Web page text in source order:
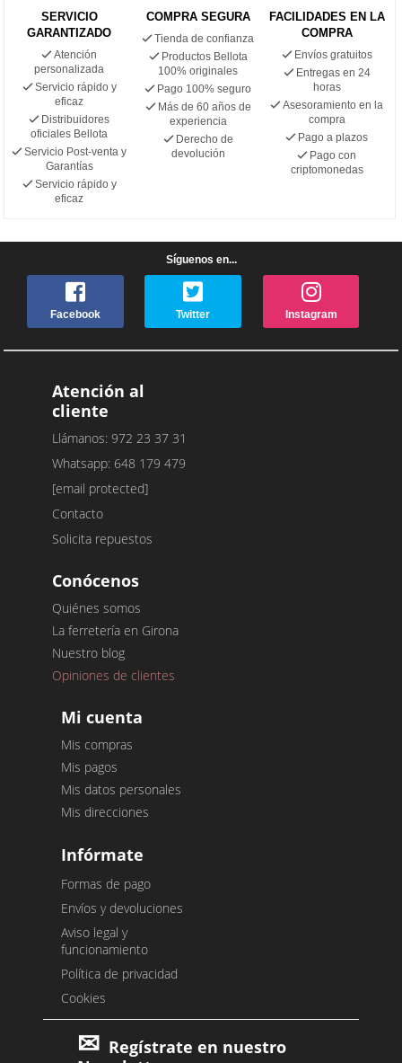
SERVICIO
GARANTIZADO
Atención
personalizada
Servicio rápido y
eficaz
Distribuidores
oficiales Bellota
Servicio Post-venta y
Garantías
Servicio rápido y
eficaz
COMPRA SEGURA
Tienda de confianza
Productos Bellota
100% originales
Pago 100% seguro
Más de 60 años de
experiencia
Derecho de
devolución
FACILIDADES EN LA
COMPRA
Envíos gratuitos
Entregas en 24
horas
Asesoramiento en la
compra
Pago a plazos
Pago con
criptomonedas
Síguenos en...
Facebook Twitter Instagram
Atención al
cliente
Llámanos: 972 23 37 31
Whatsapp: 648 179 479
[email protected]
Contacto
Solicita repuestos
Conócenos
Quiénes somos
La ferretería en Girona
Nuestro blog
Opiniones de clientes
Mi cuenta
Mis compras
Mis pagos
Mis datos personales
Mis direcciones
Infórmate
Formas de pago
Envíos y devoluciones
Aviso legal y
funcionamiento
Política de privacidad
Cookies
Regístrate en nuestro